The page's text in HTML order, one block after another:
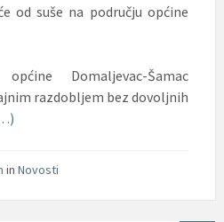
od suše na području općine
Domaljevac-Šamac
razdobljem bez dovoljnih
in Novosti